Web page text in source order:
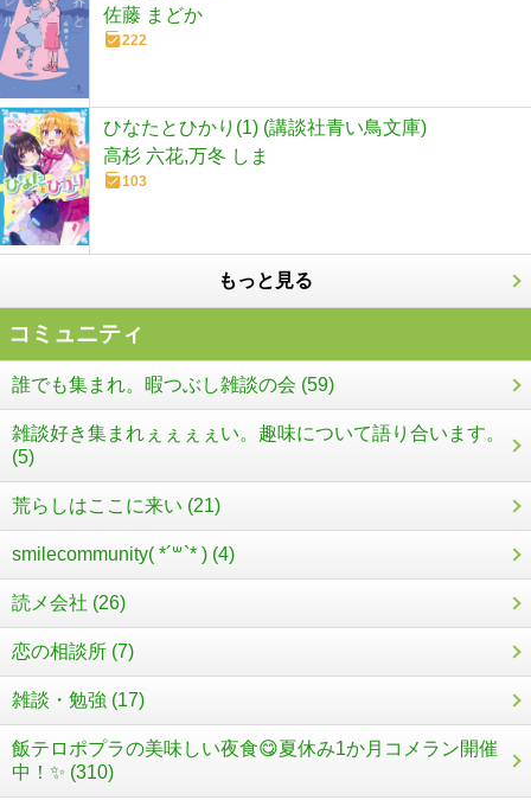
佐藤 まどか
222
ひなたとひかり(1) (講談社青い鳥文庫)
高杉 六花,万冬 しま
103
もっと見る
コミュニティ
誰でも集まれ。暇つぶし雑談の会 (59)
雑談好き集まれぇぇぇぇい。趣味について語り合います。
(5)
荒らしはここに来い (21)
smilecommunity( *´꒳`* ) (4)
読メ会社 (26)
恋の相談所 (7)
雑談・勉強 (17)
飯テロポプラの美味しい夜食😋夏休み1か月コメラン開催
中！✨ (310)